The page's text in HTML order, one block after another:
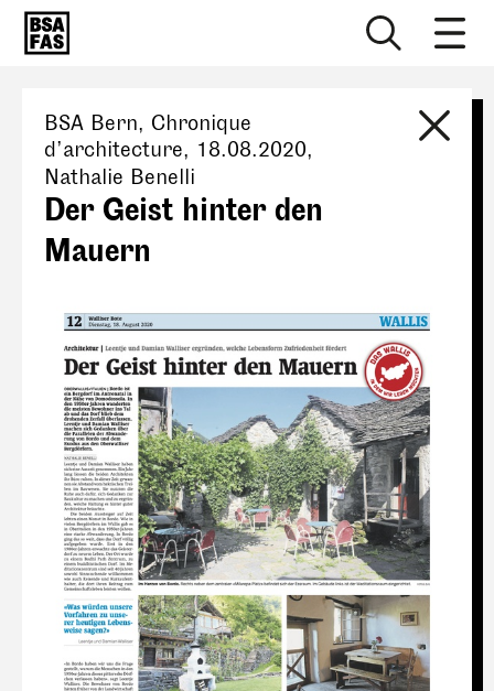
BSA Bern, Chronique
d’architecture, 18.08.2020,
Nathalie Benelli
Der Geist hinter den
Mauern